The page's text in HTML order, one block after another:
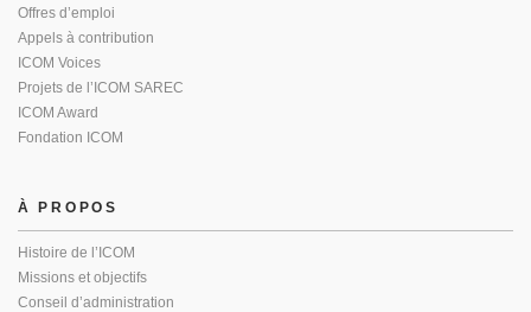
Offres d’emploi
Appels à contribution
ICOM Voices
Projets de l’ICOM SAREC
ICOM Award
Fondation ICOM
À PROPOS
Histoire de l’ICOM
Missions et objectifs
Conseil d’administration